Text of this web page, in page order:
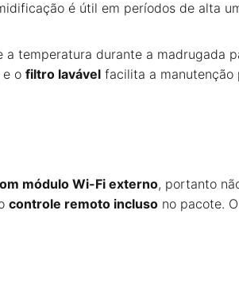
é útil em períodos de alta
a temperatura durante a madrugada
o filtro lavável facilita a manutenção
módulo Wi-Fi externo, portanto
controle remoto incluso no pacote.